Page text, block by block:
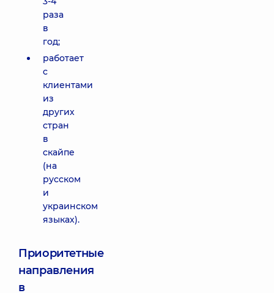
раза
в
год;
работает
с
клиентами
из
других
стран
в
скайпе
(на
русском
и
украинском
языках).
Приоритетные
направления
в